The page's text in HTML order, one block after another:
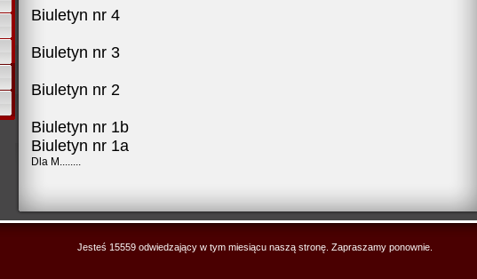
Biuletyn nr 4
Biuletyn nr 3
Biuletyn nr 2
Biuletyn nr 1b
Biuletyn nr 1a
Dla M........
Jesteś 15559 odwiedzający w tym miesiącu naszą stronę. Zapraszamy ponownie.